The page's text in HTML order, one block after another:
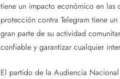
tiene un impacto económico en las
protección contra Telegram tiene
gran parte de su actividad
confiable y garantizar cualquier
El partido de la Audiencia